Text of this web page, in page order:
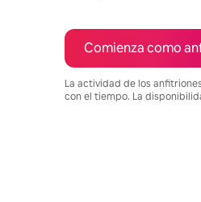
Comienza como
La actividad de los
con el tiempo. La